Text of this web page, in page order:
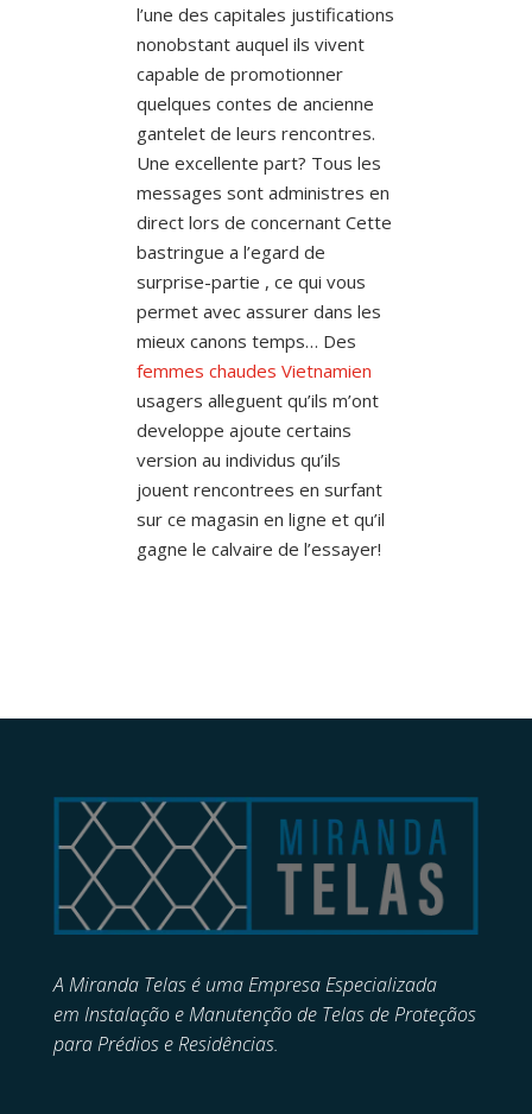
l’une des capitales justifications
nonobstant auquel ils vivent
capable de promotionner
quelques contes de ancienne
gantelet de leurs rencontres.
Une excellente part? Tous les
messages sont administres en
direct lors de concernant Cette
bastringue a l’egard de
surprise-partie , ce qui vous
permet avec assurer dans les
mieux canons temps… Des
femmes chaudes Vietnamien
usagers alleguent qu’ils m’ont
developpe ajoute certains
version au individus qu’ils
jouent rencontrees en surfant
sur ce magasin en ligne et qu’il
gagne le calvaire de l’essayer!
A Miranda Telas é uma Empresa Especializada
em Instalação e Manutenção de Telas de Proteçãos
para Prédios e Residências.